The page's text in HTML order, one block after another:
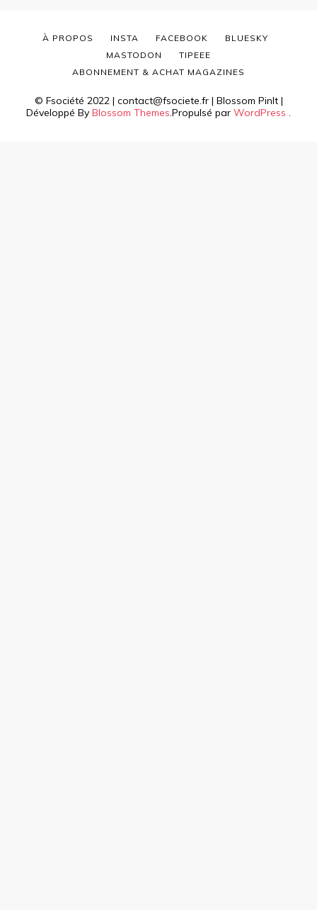
© Fsociété 2022 | contact@fsociete.fr | Blossom PinIt |
Développé By Blossom Themes.Propulsé par WordPress .
À PROPOS INSTA FACEBOOK
BLUESKY
MASTODON
TIPEEE
ABONNEMENT & ACHAT MAGAZINES